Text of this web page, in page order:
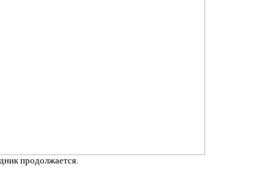
продолжается.